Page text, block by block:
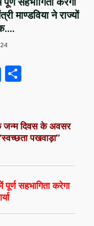
माण्डविया ने राज्यों
जन्म दिवस के अवसर
पखवाड़ा”
सहभागिता करेगा